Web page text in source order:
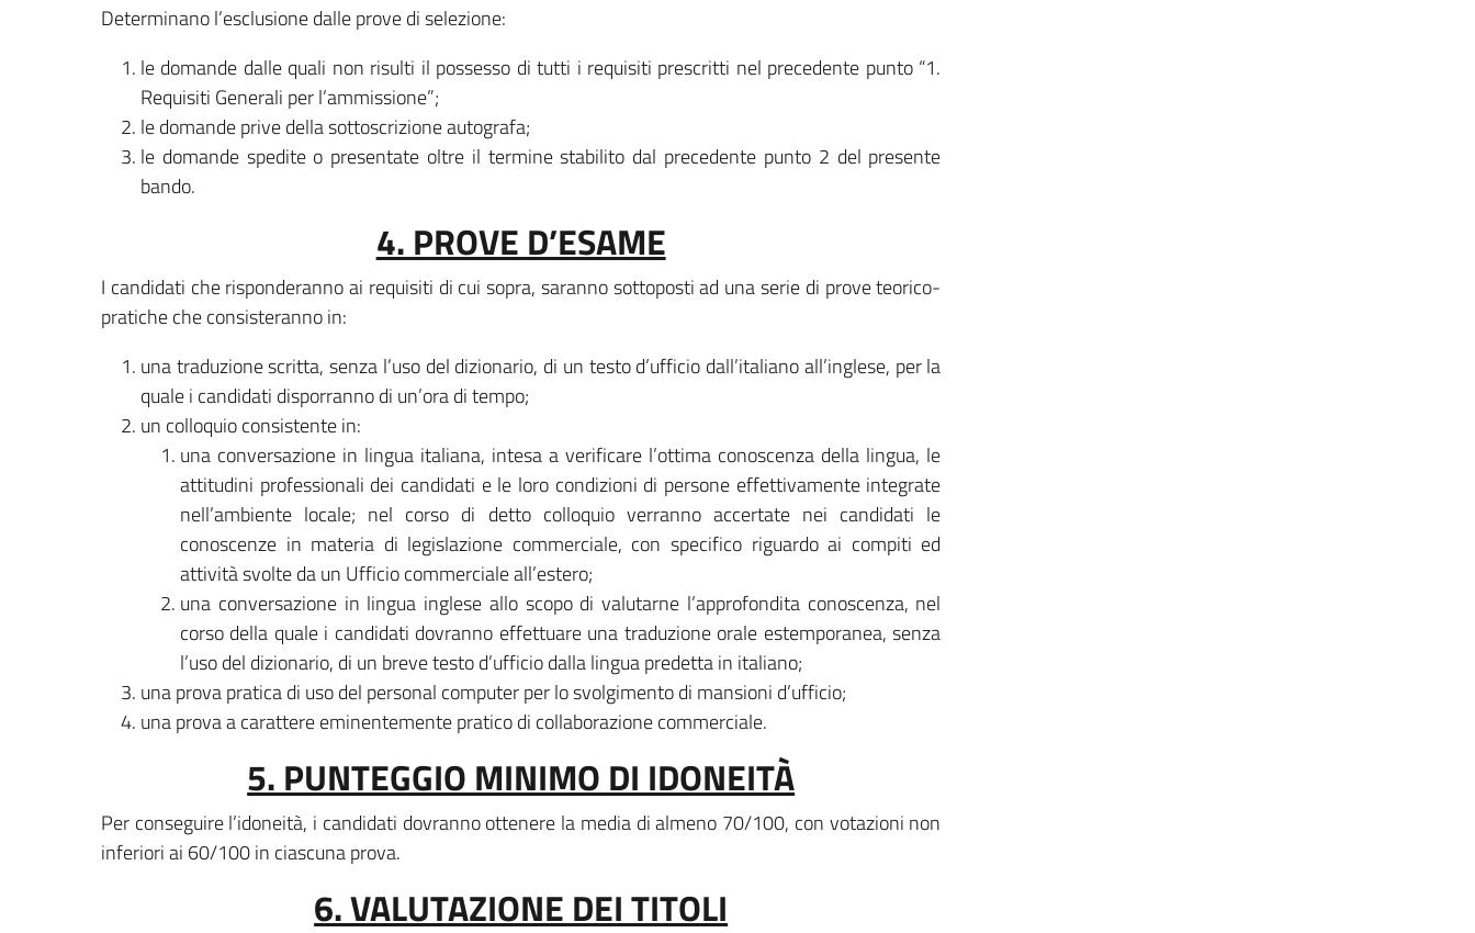
Determinano l’esclusione dalle prove di selezione:
le domande dalle quali non risulti il possesso di tutti i requisiti prescritti nel precedente punto “1.
Requisiti Generali per l’ammissione”;
le domande prive della sottoscrizione autografa;
le domande spedite o presentate oltre il termine stabilito dal precedente punto 2 del presente
bando.
4. PROVE D’ESAME
I candidati che risponderanno ai requisiti di cui sopra, saranno sottoposti ad una serie di prove teorico-
pratiche che consisteranno in:
una traduzione scritta, senza l’uso del dizionario, di un testo d’ufficio dall’italiano all’inglese, per la
quale i candidati disporranno di un’ora di tempo;
un colloquio consistente in:
una conversazione in lingua italiana, intesa a verificare l’ottima conoscenza della lingua, le
attitudini professionali dei candidati e le loro condizioni di persone effettivamente integrate
nell’ambiente locale; nel corso di detto colloquio verranno accertate nei candidati le
conoscenze in materia di legislazione commerciale, con specifico riguardo ai compiti ed
attività svolte da un Ufficio commerciale all’estero;
una conversazione in lingua inglese allo scopo di valutarne l’approfondita conoscenza, nel
corso della quale i candidati dovranno effettuare una traduzione orale estemporanea, senza
l’uso del dizionario, di un breve testo d’ufficio dalla lingua predetta in italiano;
una prova pratica di uso del personal computer per lo svolgimento di mansioni d’ufficio;
una prova a carattere eminentemente pratico di collaborazione commerciale.
5. PUNTEGGIO MINIMO DI IDONEITÀ
Per conseguire l’idoneità, i candidati dovranno ottenere la media di almeno 70/100, con votazioni non
inferiori ai 60/100 in ciascuna prova.
6. VALUTAZIONE DEI TITOLI